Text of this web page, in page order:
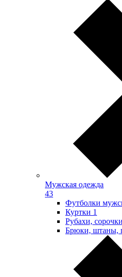
Мужская одежда
43
Футболки
Куртки 1
Рубахи, сорочки
Брюки, штаны,